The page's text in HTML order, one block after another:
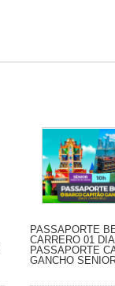
PASSAPORTE
CARRERO 01
PASSAPORTE
GANCHO